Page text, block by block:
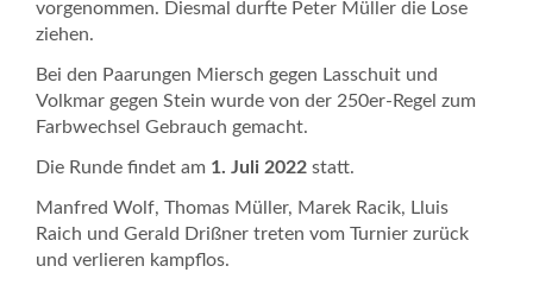
vorgenommen. Diesmal durfte Peter Müller die Lose
ziehen.
Bei den Paarungen Miersch gegen Lasschuit und
Volkmar gegen Stein wurde von der 250er-Regel zum
Farbwechsel Gebrauch gemacht.
Die Runde findet am 1. Juli 2022 statt.
Manfred Wolf, Thomas Müller, Marek Racik, Lluis
Raich und Gerald Drißner treten vom Turnier zurück
und verlieren kampflos.